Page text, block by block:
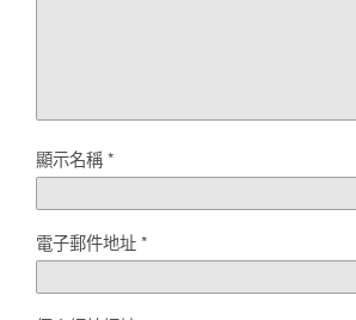
顯示名稱*
電子郵件地址*